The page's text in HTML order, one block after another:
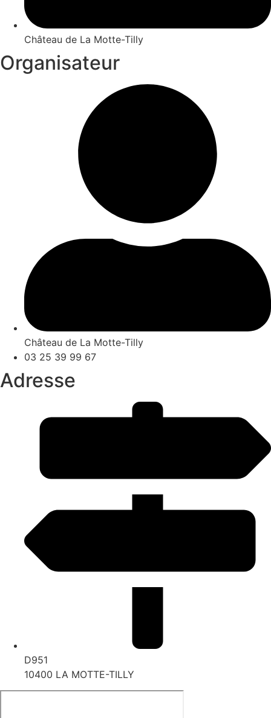
Château de La Motte-Tilly
Organisateur
Château de La Motte-Tilly
03 25 39 99 67
Adresse
D951
10400 LA MOTTE-TILLY